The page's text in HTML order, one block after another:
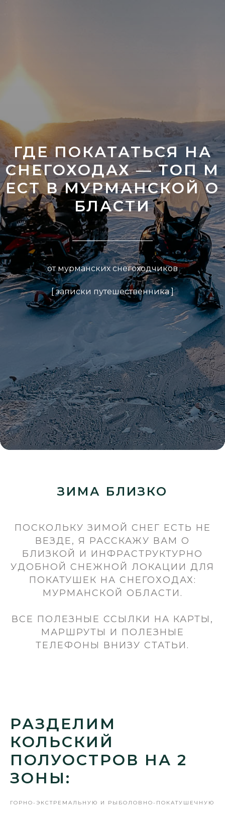
ГДЕ ПОКАТАТЬСЯ НА
СНЕГОХОДАХ — ТОП М
ЕСТ В МУРМАНСКОЙ О
БЛАСТИ
от мурманских снегоходчиков
[записки путешественника]
ЗИМА БЛИЗКО
ПОСКОЛЬКУ ЗИМОЙ СНЕГ ЕСТЬ НЕ
ВЕЗДЕ, Я РАССКАЖУ ВАМ О
БЛИЗКОЙ И ИНФРАСТРУКТУРНО
УДОБНОЙ СНЕЖНОЙ ЛОКАЦИИ ДЛЯ
ПОКАТУШЕК НА СНЕГОХОДАХ:
МУРМАНСКОЙ ОБЛАСТИ.
ВСЕ ПОЛЕЗНЫЕ ССЫЛКИ НА КАРТЫ,
МАРШРУТЫ И ПОЛЕЗНЫЕ
ТЕЛЕФОНЫ ВНИЗУ СТАТЬИ.
РАЗДЕЛИМ
КОЛЬСКИЙ
ПОЛУОСТРОВ НА 2
ЗОНЫ:
ГОРНО-ЭКСТРЕМАЛЬНУЮ И РЫБОЛОВНО-ПОКАТУШЕЧНУЮ
Итак, начнём с покатушек для
владельцев туристических и
утилитарных снегоходов
Сразу же оговоримся, что мы не
исключаем горников и
что в этом разделе мы касаемся